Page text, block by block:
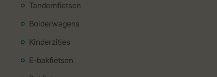
Tandemfietsen
Bolderwagens
Kinderzitjes
E-bakfietsen